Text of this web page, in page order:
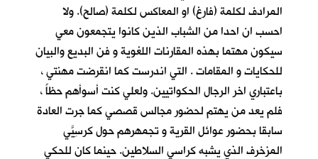
المرادف لكلمة (فارغ) او المعاكس لكلمة (صالح). ولا
احسب ان احدا من الشباب الذين كانوا يتجمعون معي
سيكون مهتما بهذه المقارنات اللغوية و فن البديع والبيان
للحكايات و المقامات . التي اندرست كما انقرضت مهنتي ،
باعتباري اخر الرجال الحكواتيين. ولعلي كنت أسوأهم حظاً ،
فلم يعد من يهتم لحضور مجالس قصصي كما جرت العادة
سابقا بحضور عوائل القرية و تجمهرهم حول كرسِيّيَ
المزخرف الذي يشبه كراسي السلاطين. حينما كان للحكي